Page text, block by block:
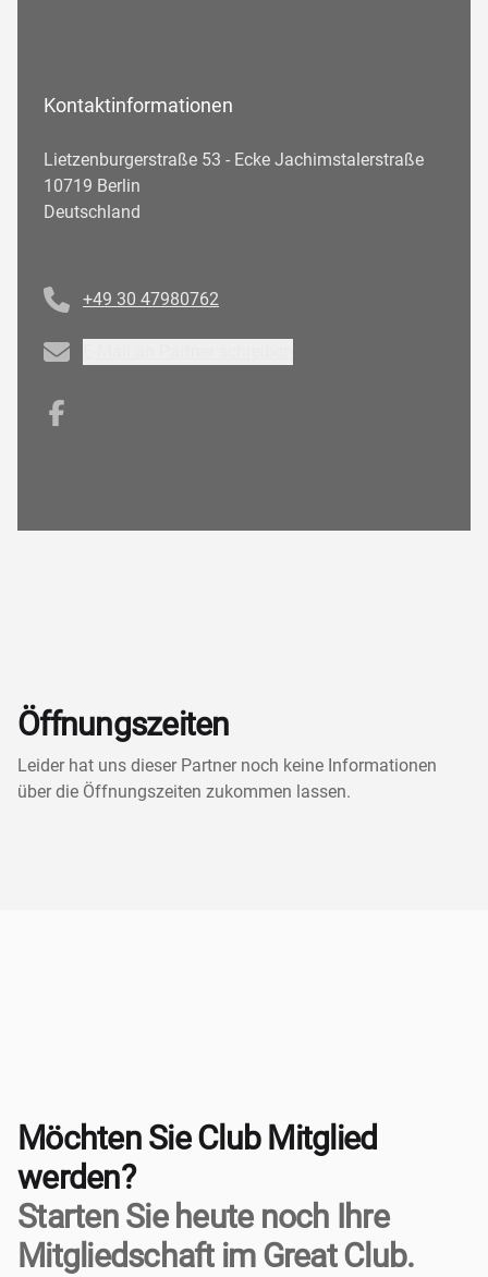
Kontaktinformationen
Lietzenburgerstraße 53 - Ecke Jachimstalerstraße
10719 Berlin
Deutschland
+49 30 47980762
Email
Facebook
Öffnungszeiten
Leider hat uns dieser Partner noch keine Informationen
über die Öffnungszeiten zukommen lassen.
Möchten Sie Club Mitglied
werden?
Starten Sie heute noch Ihre
Mitgliedschaft im Great Club.